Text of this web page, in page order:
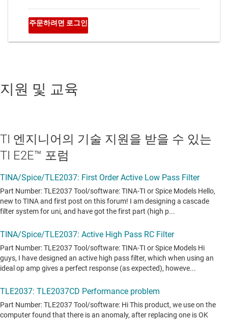
지원 및 교육
TI 엔지니어의 기술 지원을 받을 수 있는
TI E2E™ 포럼